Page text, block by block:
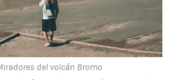
del volcán Bromo